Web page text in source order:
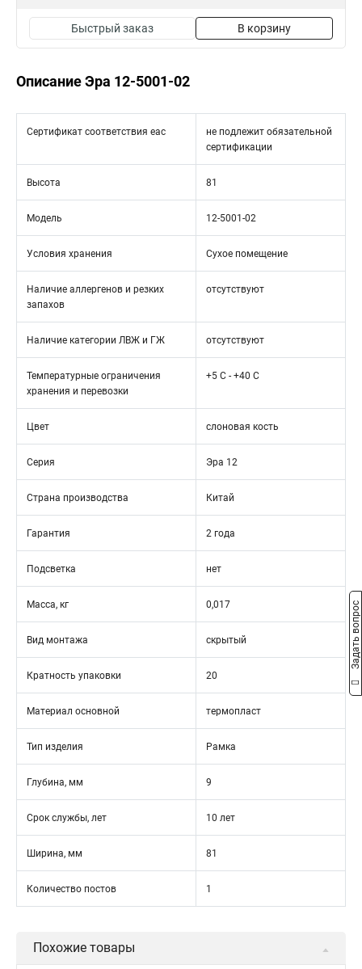
Быстрый заказ В корзину
Описание Эра 12-5001-02
Сертификат соответствия eac
не подлежит обязательной
сертификации
Высота 81
Модель 12-5001-02
Условия хранения Сухое помещение
Наличие аллергенов и резких
запахов
отсутствуют
Наличие категории ЛВЖ и ГЖ отсутствуют
Температурные ограничения
хранения и перевозки
+5 C - +40 C
Цвет слоновая кость
Серия Эра 12
Страна производства Китай
Гарантия 2 года
Подсветка нет
Масса, кг 0,017
Вид монтажа скрытый
Кратность упаковки 20
Материал основной термопласт
Тип изделия Рамка
Глубина, мм 9
Срок службы, лет 10 лет
Ширина, мм 81
Количество постов 1
Похожие товары
Задать вопрос